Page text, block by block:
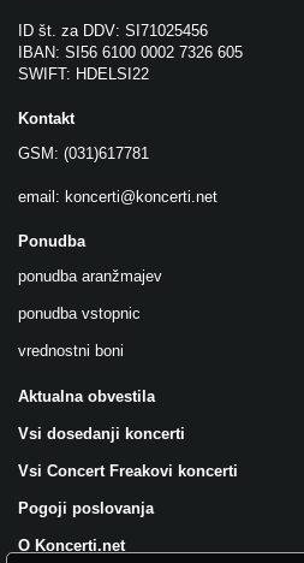
ID št. za DDV: SI71025456
IBAN: SI56 6100 0002 7326 605
SWIFT: HDELSI22
Kontakt
GSM: (031)617781
email: koncerti@koncerti.net
Ponudba
ponudba aranžmajev
ponudba vstopnic
vrednostni boni
Aktualna obvestila
Vsi dosedanji koncerti
Vsi Concert Freakovi koncerti
Pogoji poslovanja
O Koncerti.net